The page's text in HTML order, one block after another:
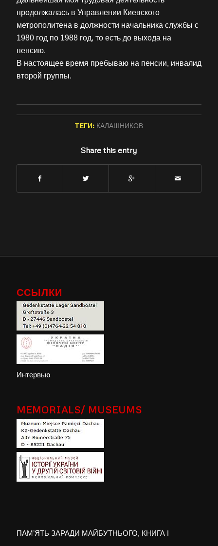
продолжалась в Управлении Киевского
метрополитена в должности начальника службы с
1980 год по 1988 год, то есть до выхода на
пенсию.
В настоящее время пребываю на пенсии, инвалид
второй группы.
ТЕГИ: КАЛАШНИКОВ
Share this entry
ССЫЛКИ
Интервью
MEMORIALS/ MUSEUMS
ПАМ’ЯТЬ ЗАРАДИ МАЙБУТНЬОГО, КНИГА I